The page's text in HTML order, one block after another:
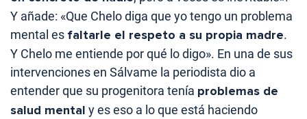
Y añade: «Que Chelo diga que yo tengo un problema
mental es faltarle el respeto a su propia madre.
Y Chelo me entiende por qué lo digo». En una de sus
intervenciones en Sálvame la periodista dio a
entender que su progenitora tenía problemas de
salud mental y es eso a lo que está haciendo